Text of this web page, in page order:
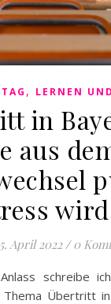
, LERNEN
in
aus
wird
April 2022 / 0
Übertritt